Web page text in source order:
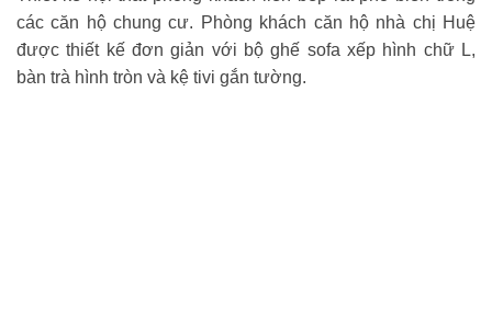
các căn hộ chung cư. Phòng khách căn hộ nhà chị Huệ
được thiết kế đơn giản với bộ ghế sofa xếp hình chữ L,
bàn trà hình tròn và kệ tivi gắn tường.